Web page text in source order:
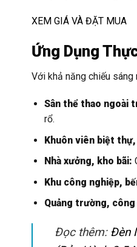
XEM GIÁ VÀ ĐẶT MUA
Ứng Dụng
Với khả năng chiếu
Sân thể thao ngoài
rổ.
Khuôn viên biệt
Nhà xưởng, kho bãi:
Khu công nghiệp,
Quảng trường,
Đọc thêm: Đèn